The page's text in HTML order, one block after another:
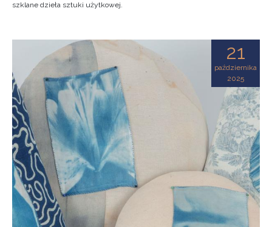
szklane dzieła sztuki użytkowej.
21
października
2025